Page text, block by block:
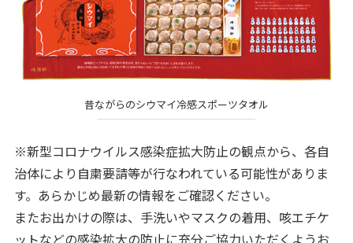
昔ながらのシウマイ冷感スポーツタオル
※新型コロナウイルス感染症拡大防止の観点から、各自
治体により自粛要請等が行なわれている可能性がありま
す。あらかじめ最新の情報をご確認ください。
またお出かけの際は、手洗いやマスクの着用、咳エチケ
ットなどの感染拡大の防止に充分ご協力いただくようお